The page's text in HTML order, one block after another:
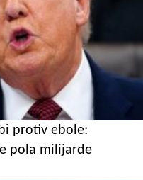
protiv ebole:
pola milijarde